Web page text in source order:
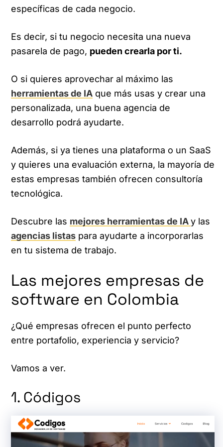
específicas de cada negocio.
Es decir, si tu negocio necesita una nueva
pasarela de pago, pueden crearla por ti.
O si quieres aprovechar al máximo las
herramientas de IA que más usas y crear una
personalizada, una buena agencia de
desarrollo podrá ayudarte.
Además, si ya tienes una plataforma o un SaaS
y quieres una evaluación externa, la mayoría de
estas empresas también ofrecen consultoría
tecnológica.
Descubre las mejores herramientas de IAy las
agencias listas para ayudarte a incorporarlas
en tu sistema de trabajo.
Las mejores empresas de
software en Colombia
¿Qué empresas ofrecen el punto perfecto
entre portafolio, experiencia y servicio?
Vamos a ver.
1. Códigos